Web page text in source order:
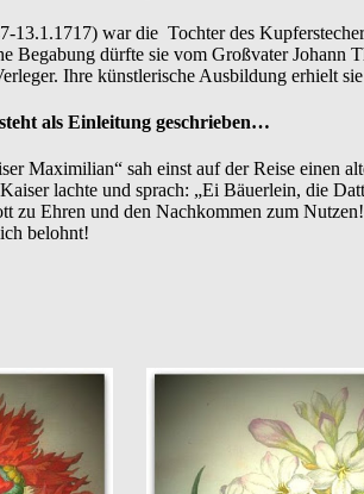
13.1.1717) war die Tochter des
Begabung dürfte sie vom Großvater Johann
Ihre künstlerische Ausbildung erhielt
als Einleitung geschrieben…
Maximilian“ sah einst auf der Reise einen
lachte und sprach: „Ei Bäuerlein, die
zu Ehren und den Nachkommen zum
belohnt!